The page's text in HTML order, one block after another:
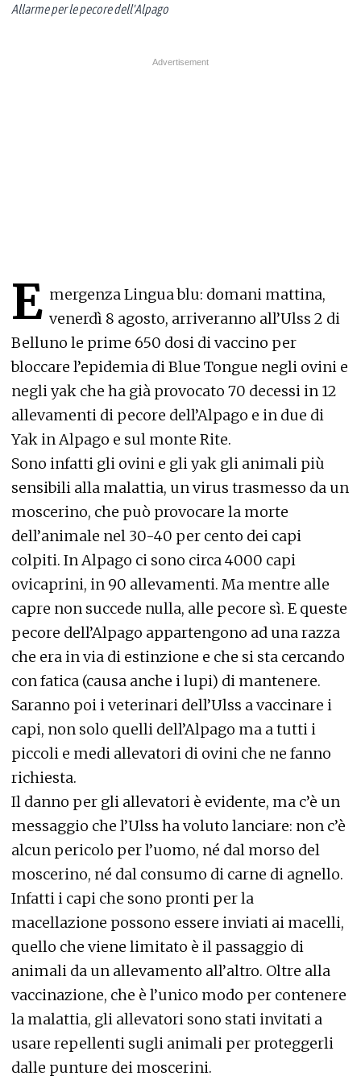
Allarme per le pecore dell'Alpago
E mergenza Lingua blu: domani mattina,
venerdì 8 agosto, arriveranno all’Ulss 2 di
Belluno le prime 650 dosi di vaccino per
bloccare l’epidemia di Blue Tongue negli ovini e
negli yak che ha già provocato 70 decessi in 12
allevamenti di pecore dell’Alpago e in due di
Yak in Alpago e sul monte Rite.
Sono infatti gli ovini e gli yak gli animali più
sensibili alla malattia, un virus trasmesso da un
moscerino, che può provocare la morte
dell’animale nel 30-40 per cento dei capi
colpiti. In Alpago ci sono circa 4000 capi
ovicaprini, in 90 allevamenti. Ma mentre alle
capre non succede nulla, alle pecore sì. E queste
pecore dell’Alpago appartengono ad una razza
che era in via di estinzione e che si sta cercando
con fatica (causa anche i lupi) di mantenere.
Saranno poi i veterinari dell’Ulss a vaccinare i
capi, non solo quelli dell’Alpago ma a tutti i
piccoli e medi allevatori di ovini che ne fanno
richiesta.
Il danno per gli allevatori è evidente, ma c’è un
messaggio che l’Ulss ha voluto lanciare: non c’è
alcun pericolo per l’uomo, né dal morso del
moscerino, né dal consumo di carne di agnello.
Infatti i capi che sono pronti per la
macellazione possono essere inviati ai macelli,
quello che viene limitato è il passaggio di
animali da un allevamento all’altro. Oltre alla
vaccinazione, che è l’unico modo per contenere
la malattia, gli allevatori sono stati invitati a
usare repellenti sugli animali per proteggerli
dalle punture dei moscerini.